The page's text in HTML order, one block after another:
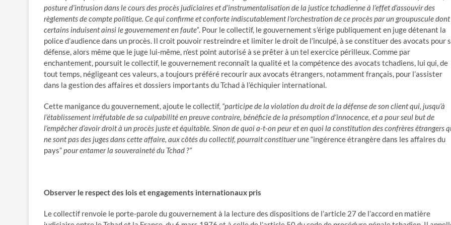
posture d’intrusion dans le cours des procès judiciaires et d’instrumentalisation de la justice tchadienne à l’effet d’assouvir des
règlements de compte politique. Ce qui confirme et conforte indiscutablement l’orchestration de ce procès par un groupuscule dont
certains induisent ainsi le gouvernement en faute”. Pour le collectif, le gouvernement s’érige publiquement en juge détenant la
police d’audience dans un procès. Il croit pouvoir restreindre et limiter le droit de l’inculpé, à se constituer des avocats pour
défense, alors même que le juge lui-même, n’est point autorisé à se prêter à un tel exercice périlleux. Comme par
enchantement, poursuit le collectif, le gouvernement reconnaît la qualité et la compétence des avocats tchadiens, lui qui, de
tout temps, négligeant ces valeurs, a toujours préféré recourir aux avocats étrangers, notamment français, pour l’assister
dans la gestion des affaires et dossiers importants du Tchad à l’échiquier international.
Cette manigance du gouvernement, ajoute le collectif, “participe de la violation du droit de la défense de son client qui, jusqu’à
l’établissement irréfutable de sa culpabilité en preuve contraire, bénéficie de la présomption d’innocence, et a pour seul but de
l’empêcher d’avoir droit à un procès juste et équitable. Sinon de quoi a-t-on peur et en quoi la constitution des confrères étrangers
ne sont pas des juges dans cette affaire, aux côtés du collectif, pourrait constituer une“ingérence étrangère dans les affaires du
pays”pour entamer la souveraineté du Tchad ?”
Observer le respect des lois et engagements internationaux pris
Le collectif renvoie le porte-parole du gouvernement à la lecture des dispositions de l’article 27 de l’accord en matière